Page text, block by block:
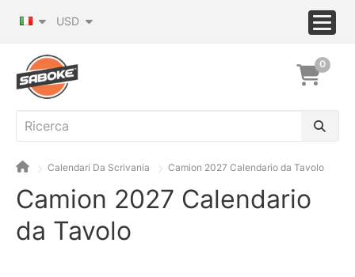
USD
0
Calendari Da Scrivania Camion 2027 Calendario da Tavolo
Camion 2027 Calendario
da Tavolo